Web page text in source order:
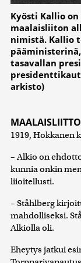
Kyösti Kallio
maalaisliiton
nimistä. Kallio
tasavallan
arkisto)
MAALAISLIITTO
1919, Hokkanen
– Alkio on
kunnia onkin
liioitellusti.
– Ståhlberg
mahdolliseksi.
Alkiolla oli.
Eheytys jatkui